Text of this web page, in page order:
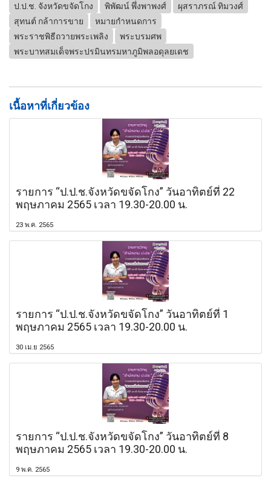
ป.ป.ช. จังหวัดขจัดโกง พิพัฒน์ พึ่งพาพงศ์
ผุสราภรณ์ ทิมวงศ์
สุทนต์ กล้าการขาย
หมายกำหนดการ
พระราชพิธีถวายพระเพลิง
พระบรมศพ
พระบาทสมเด็จพระปรมินทรมหาภูมิพลอดุลยเดช
เนื้อหาที่เกี่ยวข้อง
รายการ “ป.ป.ช.จังหวัดขจัดโกง” วันอาทิตย์ที่ 22
พฤษภาคม 2565 เวลา 19.30-20.00 น.
23 พ.ค. 2565
รายการ “ป.ป.ช.จังหวัดขจัดโกง” วันอาทิตย์ที่ 1
พฤษภาคม 2565 เวลา 19.30-20.00 น.
30 เม.ย 2565
รายการ “ป.ป.ช.จังหวัดขจัดโกง” วันอาทิตย์ที่ 8
พฤษภาคม 2565 เวลา 19.30-20.00 น.
9 พ.ค. 2565